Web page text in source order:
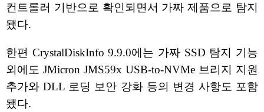
컨트롤러 기반으로 확인되면서 가짜 제품으로 탐지
됐다.
한편 CrystalDiskInfo 9.9.0에는 가짜 SSD 탐지 기능
외에도 JMicron JMS59x USB-to-NVMe 브리지 지원
추가와 DLL 로딩 보안 강화 등의 변경 사항도 포함
됐다.